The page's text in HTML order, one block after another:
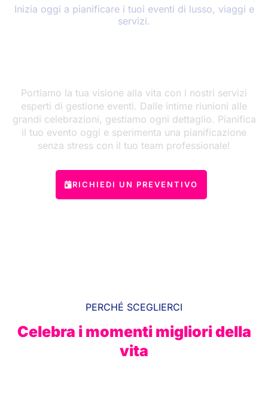
Inizia oggi a pianificare i tuoi eventi di lusso, viaggi e
servizi.
Portiamo la tua visione alla vita con i nostri servizi
esperti di gestione eventi. Dalle intime riunioni alle
grandi celebrazioni, gestiamo ogni dettaglio. Pianifica
il tuo evento oggi e sperimenta una pianificazione
senza stress con il tuo team professionale!
RICHIEDI UN PREVENTIVO
PERCHÉ SCEGLIERCI
Celebra i momenti migliori della
vita